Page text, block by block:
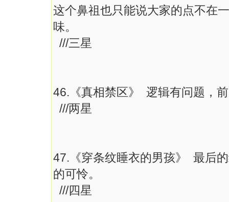
这个鼻祖也只能说大家的点不在
味。
///三星
46.《真相禁区》 逻辑有问题，
///两星
47.《穿条纹睡衣的男孩》 最后
的可怜。
///四星